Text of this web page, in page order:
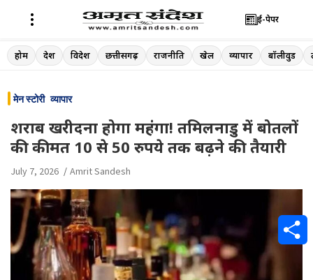
Skip
to
ई-पेपर
होम देश विदेश छत्तीसगढ़ राजनीति खेल व्यापार बॉलीवुड
मेन स्टोरी व्यापार
शराब खरीदना होगा महंगा! तमिलनाडु में बोतलों
की कीमत 10 से 50 रुपये तक बढ़ने की तैयारी
July 7, 2026 Amrit Sandesh